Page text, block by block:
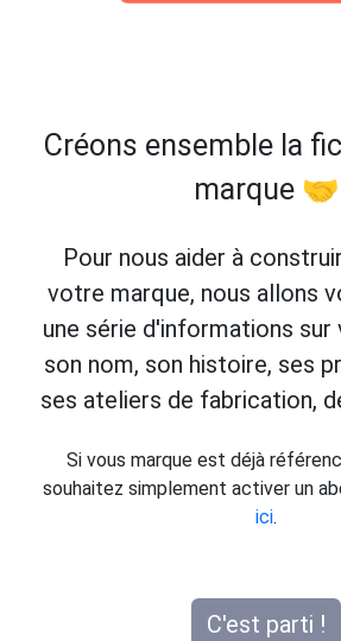
Créons ensemble la
marque 🤝
Pour nous aider à
votre marque, nous allons
une série d'informations sur
son nom, son histoire, ses
ses ateliers de fabrication,
Si vous marque est déjà
souhaitez simplement activer un
ici.
C'est parti !